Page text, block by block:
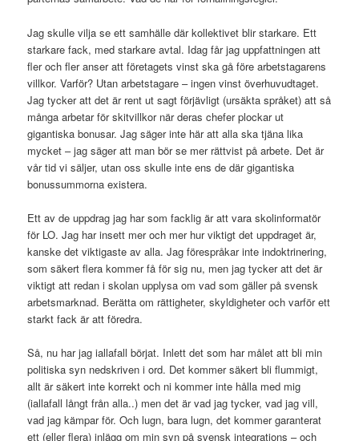
Jag skulle vilja se ett samhälle där kollektivet blir starkare. Ett
starkare fack, med starkare avtal. Idag får jag uppfattningen att
fler och fler anser att företagets vinst ska gå före arbetstagarens
villkor. Varför? Utan arbetstagare – ingen vinst överhuvudtaget.
Jag tycker att det är rent ut sagt förjävligt (ursäkta språket) att så
många arbetar för skitvillkor när deras chefer plockar ut
gigantiska bonusar. Jag säger inte här att alla ska tjäna lika
mycket – jag säger att man bör se mer rättvist på arbete. Det är
vår tid vi säljer, utan oss skulle inte ens de där gigantiska
bonussummorna existera.
Ett av de uppdrag jag har som facklig är att vara skolinformatör
för LO. Jag har insett mer och mer hur viktigt det uppdraget är,
kanske det viktigaste av alla. Jag förespråkar inte indoktrinering,
som säkert flera kommer få för sig nu, men jag tycker att det är
viktigt att redan i skolan upplysa om vad som gäller på svensk
arbetsmarknad. Berätta om rättigheter, skyldigheter och varför ett
starkt fack är att föredra.
Så, nu har jag iallafall börjat. Inlett det som har målet att bli min
politiska syn nedskriven i ord. Det kommer säkert bli flummigt,
allt är säkert inte korrekt och ni kommer inte hålla med mig
(iallafall långt från alla..) men det är vad jag tycker, vad jag vill,
vad jag kämpar för. Och lugn, bara lugn, det kommer garanterat
ett (eller flera) inlägg om min syn på svensk integrations – och